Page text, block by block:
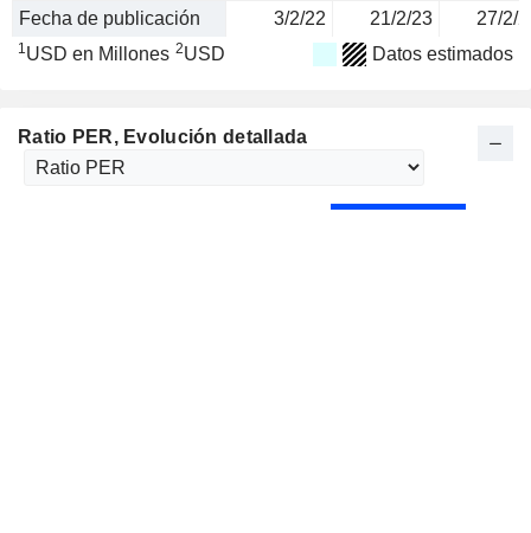
Fecha de publicación 3/2/22 21/2/23 27/2/
1USD en Millones 2USD Datos estimados
Ratio PER, Evolución detallada